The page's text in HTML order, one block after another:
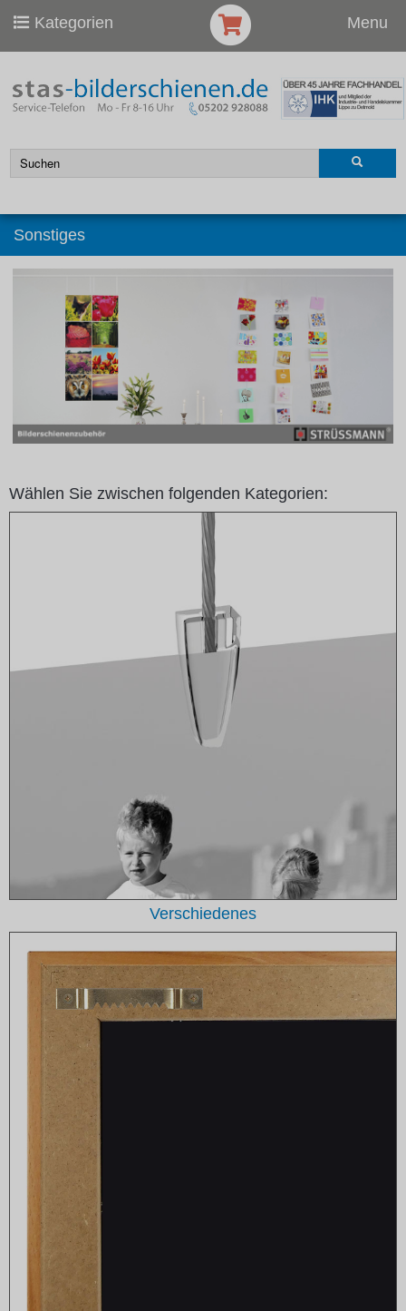
Kategorien Menu
Sonstiges
Wählen Sie zwischen folgenden Kategorien:
Verschiedenes